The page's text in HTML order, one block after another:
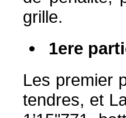
grille.
1ere
Les premier
tendres, et